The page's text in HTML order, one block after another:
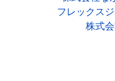
フレックス
株式